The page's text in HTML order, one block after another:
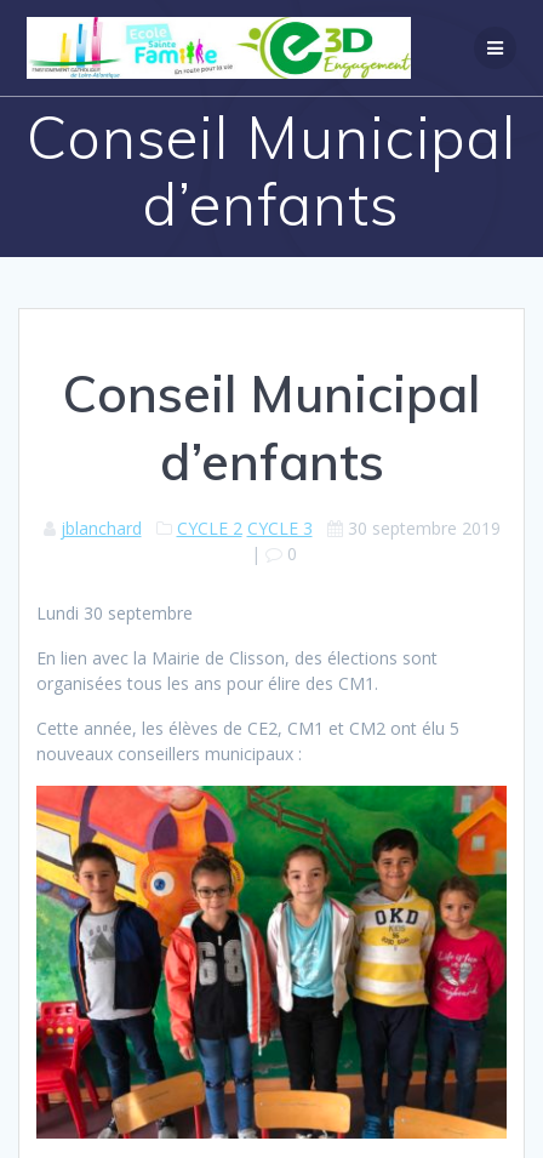
Conseil Municipal
d’enfants
Conseil Municipal
d’enfants
jblanchard CYCLE 2 CYCLE 3
30 septembre 2019
|
0
Lundi 30 septembre
En lien avec la Mairie de Clisson, des élections sont
organisées tous les ans pour élire des CM1.
Cette année, les élèves de CE2, CM1 et CM2 ont élu 5
nouveaux conseillers municipaux :